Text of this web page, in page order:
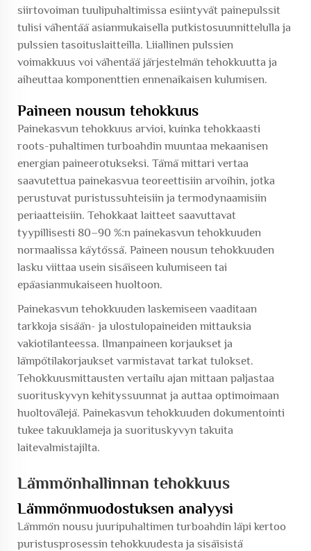
siirtovoiman tuulipuhaltimissa esiintyvät painepulssit
tulisi vähentää asianmukaisella putkistosuunnittelulla ja
pulssien tasoituslaitteilla. Liiallinen pulssien
voimakkuus voi vähentää järjestelmän tehokkuutta ja
aiheuttaa komponenttien ennenaikaisen kulumisen.
Paineen nousun tehokkuus
Painekasvun tehokkuus arvioi, kuinka tehokkaasti
roots-puhaltimen turboahdin muuntaa mekaanisen
energian paineerotukseksi. Tämä mittari vertaa
saavutettua painekasvua teoreettisiin arvoihin, jotka
perustuvat puristussuhteisiin ja termodynaamisiin
periaatteisiin. Tehokkaat laitteet saavuttavat
tyypillisesti 80–90 %:n painekasvun tehokkuuden
normaalissa käytössä. Paineen nousun tehokkuuden
lasku viittaa usein sisäiseen kulumiseen tai
epäasianmukaiseen huoltoon.
Painekasvun tehokkuuden laskemiseen vaaditaan
tarkkoja sisään- ja ulostulopaineiden mittauksia
vakiotilanteessa. Ilmanpaineen korjaukset ja
lämpötilakorjaukset varmistavat tarkat tulokset.
Tehokkuusmittausten vertailu ajan mittaan paljastaa
suorituskyvyn kehityssuunnat ja auttaa optimoimaan
huoltovälejä. Painekasvun tehokkuuden dokumentointi
tukee takuuklameja ja suorituskyvyn takuita
laitevalmistajilta.
Lämmönhallinnan tehokkuus
Lämmönmuodostuksen analyysi
Lämmön nousu juuripuhaltimen turboahdin läpi kertoo
puristusprosessin tehokkuudesta ja sisäisistä